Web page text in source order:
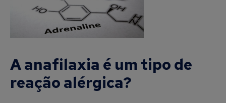
A anafilaxia é um tipo de
reação alérgica?